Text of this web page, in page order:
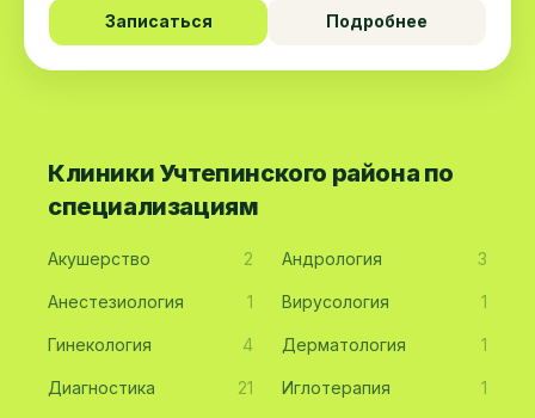
Записаться Подробнее
Клиники Учтепинского района по
специализациям
Акушерство 2 Андрология 3
Анестезиология 1 Вирусология 1
Гинекология 4 Дерматология 1
Диагностика 21 Иглотерапия 1